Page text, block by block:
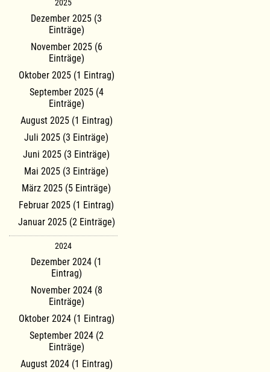
2025
Dezember 2025 (3
Einträge)
November 2025 (6
Einträge)
Oktober 2025 (1 Eintrag)
September 2025 (4
Einträge)
August 2025 (1 Eintrag)
Juli 2025 (3 Einträge)
Juni 2025 (3 Einträge)
Mai 2025 (3 Einträge)
März 2025 (5 Einträge)
Februar 2025 (1 Eintrag)
Januar 2025 (2 Einträge)
2024
Dezember 2024 (1
Eintrag)
November 2024 (8
Einträge)
Oktober 2024 (1 Eintrag)
September 2024 (2
Einträge)
August 2024 (1 Eintrag)